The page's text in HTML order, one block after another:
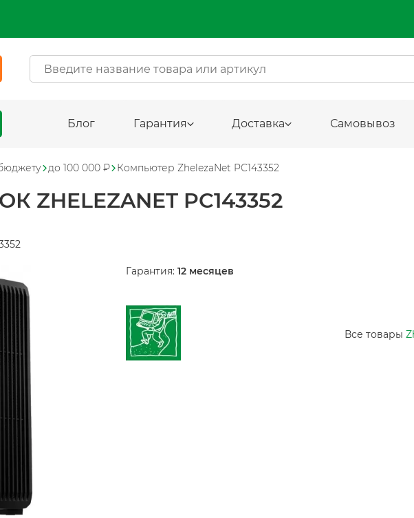
Блог Гарантия Доставка Самовывоз
до 100 000 ₽ Компьютер ZhelezaNet PC143352
PC143352
Гарантия: 12 месяцев
Все товары